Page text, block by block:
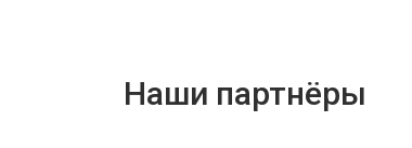
Наши партнёры